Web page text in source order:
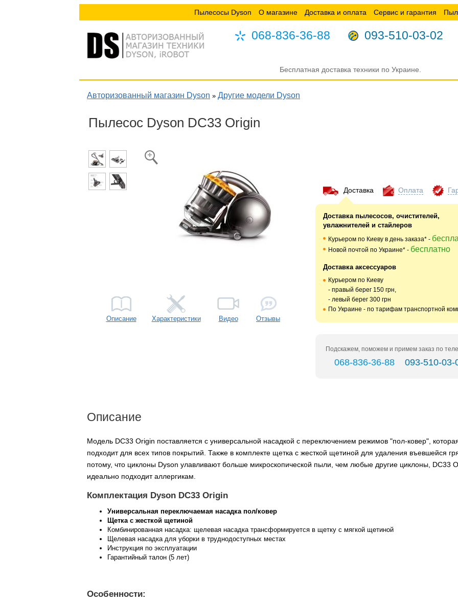
Пылесосы Dyson О магазине Доставка и оплата Сервис и гарантия
068-836-36-88 093-510-03-02
Бесплатная доставка техники по Украине.
Авторизованный магазин Dyson » Другие модели Dyson
Пылесос Dyson DC33 Origin
Описание Характеристики Видео Отзывы
Доставка Оплата
Доставка пылесосов, очистителей,
увлажнителей и стайлеров
Курьером по Киеву в день заказа* -
Новой почтой по Украине* - бесплатно
Доставка аксессуаров
Курьером по Киеву
- правый берег 150 грн,
- левый берег 300 грн
По Украине - по тарифам транспортной
Подскажем, поможем и примем заказ по
068-836-36-88 093-510-03-
Описание
Модель DC33 Origin поставляется с универсальной насадкой с переключением режимов "пол-ковер",
подходит для всех типов покрытий. Также в комплекте щетка с жесткой щетиной для удаления въевшейся
потому, что циклоны Dyson улавливают больше микроскопической пыли, чем любые другие циклоны, DC33
идеально подходит аллергикам.
Комплектация Dyson DC33 Origin
Универсальная переключаемая насадка пол/ковер
Щетка с жесткой щетиной
Комбинированная насадка: щелевая насадка трансформируется в щетку с мягкой щетиной
Щелевая насадка для уборки в труднодоступных местах
Инструкция по эксплуатации
Гарантийный талон (5 лет)
Особенности: